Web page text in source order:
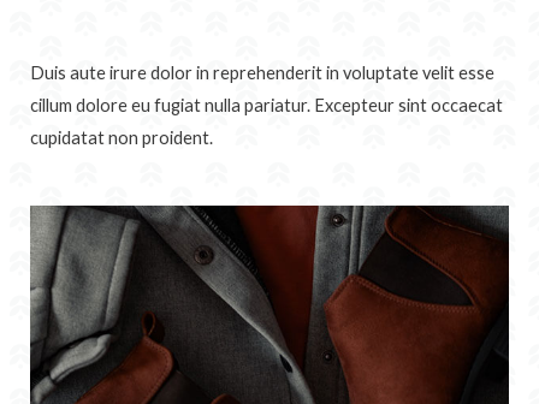
Duis aute irure dolor in reprehenderit in voluptate velit esse
cillum dolore eu fugiat nulla pariatur. Excepteur sint occaecat
cupidatat non proident.